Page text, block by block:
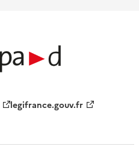
legifrance.gouv.fr